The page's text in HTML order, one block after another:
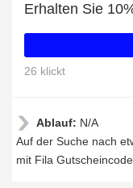
26 klickt
Ablauf: N/A
Auf der Suche nach
mit Fila